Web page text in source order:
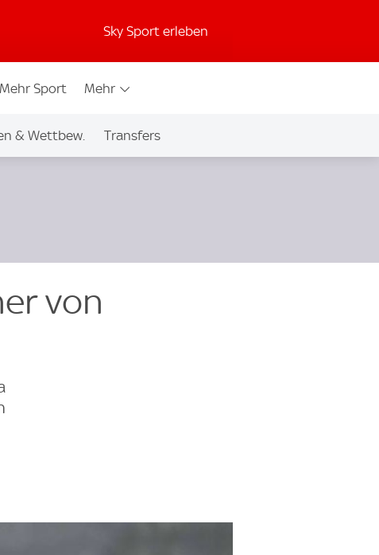
Sky Sport erleben
Mehr Sport Mehr
& Wettbew. Transfers
von